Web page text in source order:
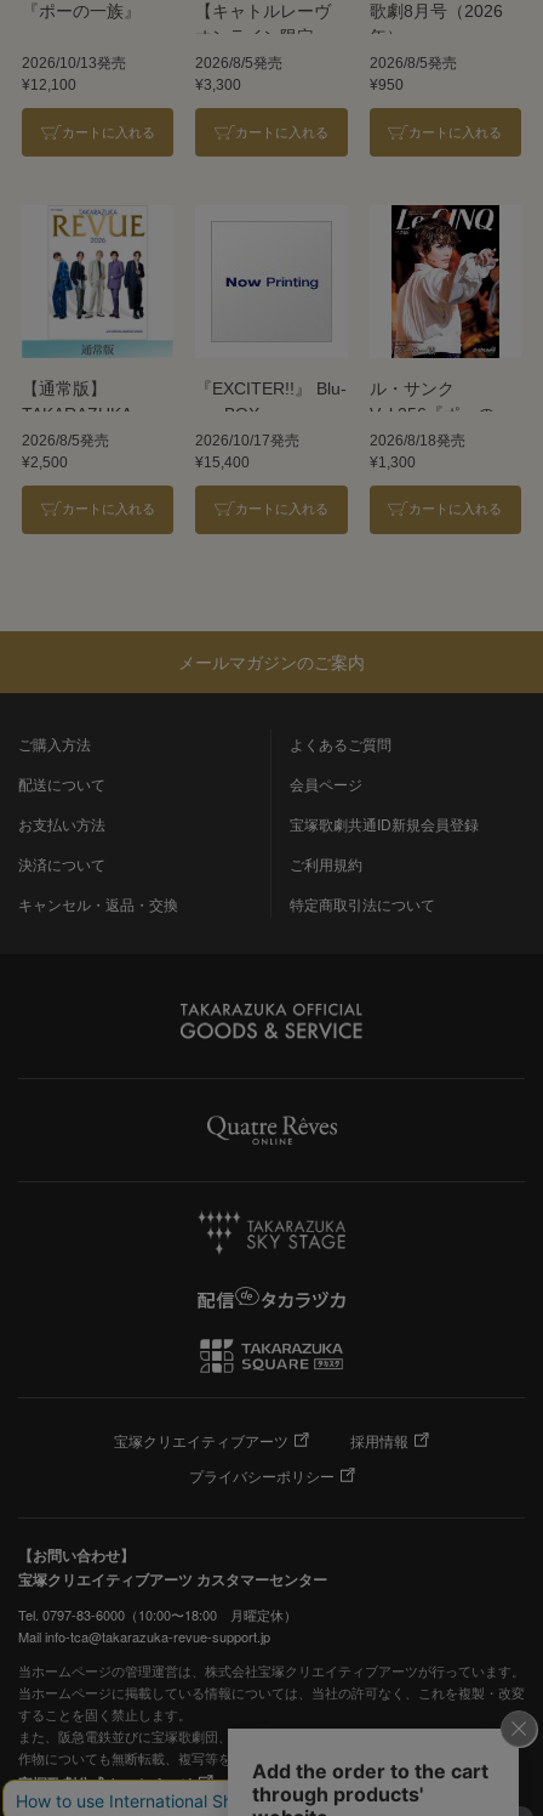
『ポーの一族』
2026/10/13発売
¥12,100
カートに入れる
【キャトルレーヴ
オンライン限定
版】TAKARAZUKA
REVUE 2026
2026/8/5発売
¥3,300
カートに入れる
歌劇8月号（2026
年）
2026/8/5発売
¥950
カートに入れる
【通常版】
TAKARAZUKA
REVUE 2026
2026/8/5発売
¥2,500
カートに入れる
『EXCITER!!』 Blu-
ray BOX
2026/10/17発売
¥15,400
カートに入れる
ル・サンク
Vol.256『ポーの一
族』＜雪組＞
2026/8/18発売
¥1,300
カートに入れる
メールマガジンのご案内
ご購入方法
配送について
お支払い方法
決済について
キャンセル・返品・交換
よくあるご質問
会員ページ
宝塚歌劇共通ID新規会員登録
ご利用規約
特定商取引法について
宝塚クリエイティブアーツ
採用情報
プライバシーポリシー
【お問い合わせ】
宝塚クリエイティブアーツ カスタマーセンター
Tel. 0797-83-6000（10:00〜18:00 月曜定休）
Mail info-tca@takarazuka-revue-support.jp
当ホームページの管理運営は、株式会社宝塚クリエイティブアーツが行っています。
当ホームページに掲載している情報については、当社の許可なく、これを複製・改変
することを固く禁止します。
また、阪急電鉄並びに宝塚歌劇団、宝塚クリエイティブアーツの出版物ほか写真等著
作物についても無断転載、複写等を禁じます。
宝塚歌劇公式ホームページ